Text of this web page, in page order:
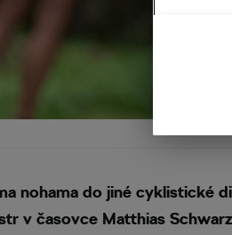
nohama do jiné cyklistické
v časovce Matthias